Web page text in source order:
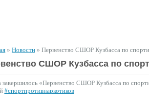
» Новости » Первенство СШОР Кузбасса по
СШОР Кузбасса по
завершилось «Первенство СШОР Кузбасса по
#спортпротивнаркотиков